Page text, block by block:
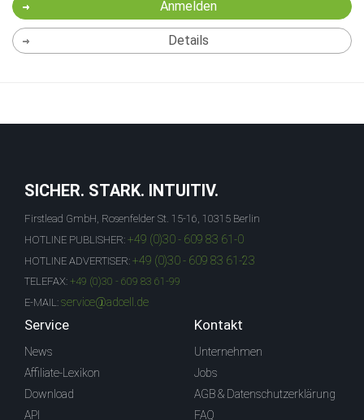
Anmelden
Details
SICHER. STARK. INTUITIV.
Firstlead GmbH, Rosenfelder St. 15-16, 10315 Berlin
HOTLINE PUBLISHER: +49 (0)30 - 609 83 61-0
HOTLINE ADVERTISER: +49 (0)30 - 609 83 61-23
TELEFAX: +49 (0)30 - 609 83 61-99
E-MAIL: service@adcell.de
Service
News
Affiliate-Lexikon
Download
API
Kontakt
Unternehmen
Jobs
AGB & Datenschutzerklärung
FAQ